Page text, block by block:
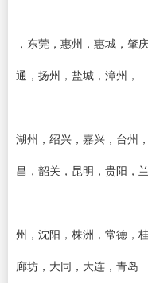
，东莞，惠州，惠城，肇
通，扬州，盐城，漳州，
湖州，绍兴，嘉兴，台州
昌，韶关，昆明，贵阳，兰
州，沈阳，株洲，常德，
廊坊，大同，大连，青岛